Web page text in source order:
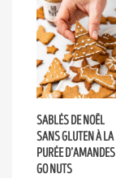
SABLÉS DE NOËL
SANS GLUTEN À LA
PURÉE D’AMANDES
GO NUTS